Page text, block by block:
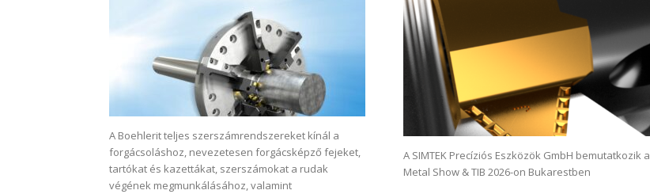
A Boehlerit teljes szerszámrendszereket kínál a
forgácsoláshoz, nevezetesen forgácsképző fejeket,
tartókat és kazettákat, szerszámokat a rudak
végének megmunkálásához, valamint
A SIMTEK Precíziós Eszközök GmbH bemutatkozik a
Metal Show & TIB 2026-on Bukarestben